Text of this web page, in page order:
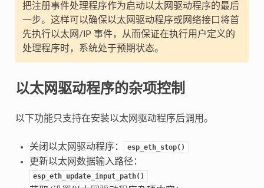
把注册事件处理程序作为启动以太网驱动程序的最后
一步。这样可以确保以太网驱动程序或网络接口将首
先执行以太网/IP 事件，从而保证在执行用户定义的
处理程序时，系统处于预期状态。
以太网驱动程序的杂项控制
以下功能只支持在安装以太网驱动程序后调用。
关闭以太网驱动程序： esp_eth_stop()
更新以太网数据输入路径：
esp_eth_update_input_path()